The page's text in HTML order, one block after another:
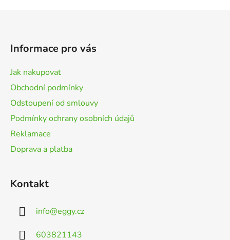
Informace pro vás
Jak nakupovat
Obchodní podmínky
Odstoupení od smlouvy
Podmínky ochrany osobních údajů
Reklamace
Doprava a platba
Kontakt
info@eggy.cz
603821143